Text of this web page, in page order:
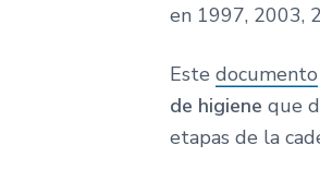
en 1997, 2003,
Este documento
de higiene que
etapas de la